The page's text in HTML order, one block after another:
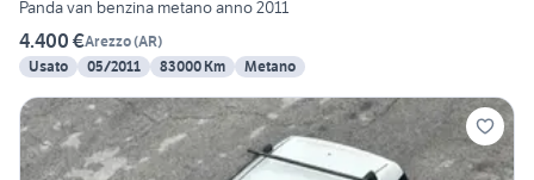
Panda van benzina metano anno 2011
4.400 €Arezzo(AR)
Usato
05/2011 83000 Km Metano